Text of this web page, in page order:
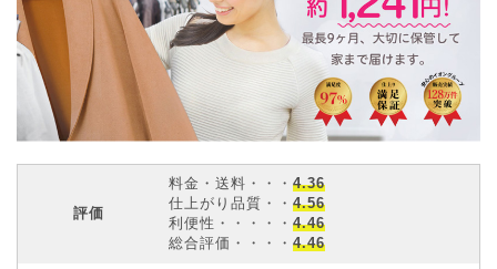
評価
料金・送料・・・ 4.36
仕上がり品質・・ 4.56
利便性・・・・・ 4.46
総合評価・・・・ 4.46